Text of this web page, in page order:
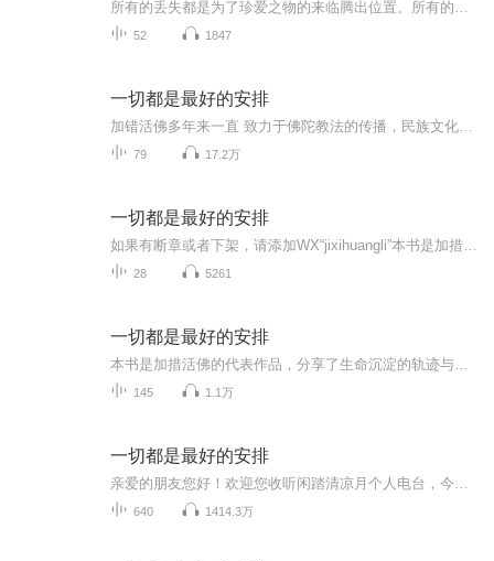
52 1847
一切都是最好的安排
79 17.2万
一切都是最好的安排
28 5261
一切都是最好的安排
145 1.1万
一切都是最好的安排
640 1414.3万